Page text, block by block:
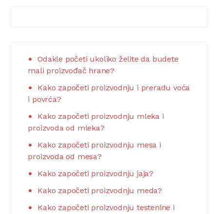
Odakle početi ukoliko želite da budete
mali proizvođač hrane?
Kako započeti proizvodnju i preradu voća
i povrća?
Kako započeti proizvodnju mleka i
proizvoda od mleka?
Kako započeti proizvodnju mesa i
proizvoda od mesa?
Kako započeti proizvodnju jaja?
Kako započeti proizvodnju meda?
Kako započeti proizvodnju testenine i